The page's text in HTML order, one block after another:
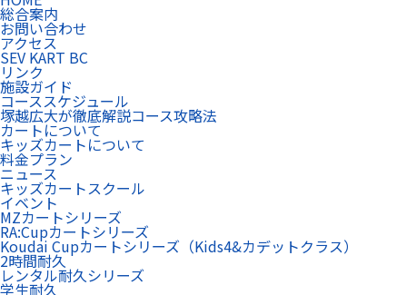
総合案内
お問い合わせ
アクセス
SEV KART BC
リンク
施設ガイド
コーススケジュール
塚越広大が徹底解説コース攻略法
カートについて
キッズカートについて
料金プラン
ニュース
キッズカートスクール
イベント
MZカートシリーズ
RA:Cupカートシリーズ
Koudai Cupカートシリーズ（Kids4&カデットクラス）
2時間耐久
レンタル耐久シリーズ
学生耐久